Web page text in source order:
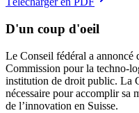
D'un coup d'oeil
Le Conseil fédéral a annoncé
Commission pour la techno-
institution de droit public. La
nécessaire pour accomplir sa
de l’innovation en Suisse.